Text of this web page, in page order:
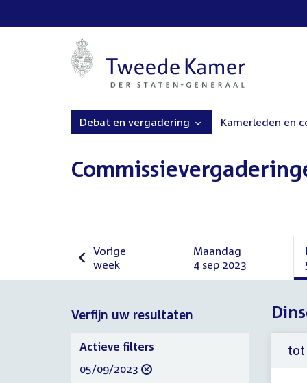
Debat en vergadering Kamerleden en
Vorige
week
Vorige
Maandag
4 sep 2023
Maandag
Verfijn uw resultaten
tot
Verfijn
uw
resultaten
Actieve filters
verwijder
05/09/2023